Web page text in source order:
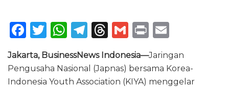
F
c
e
T
w
it
te
W
a
ts
T
e
g
T
h
re
a
G
m
ai
l
P
n
t
ai
l
Jakarta, BusinessNews Indonesia—Jaringan
Pengusaha Nasional (Japnas) bersama Korea-
Indonesia Youth Association (KIYA) menggelar